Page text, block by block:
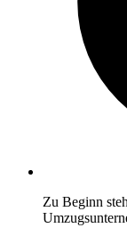
Zu Beginn